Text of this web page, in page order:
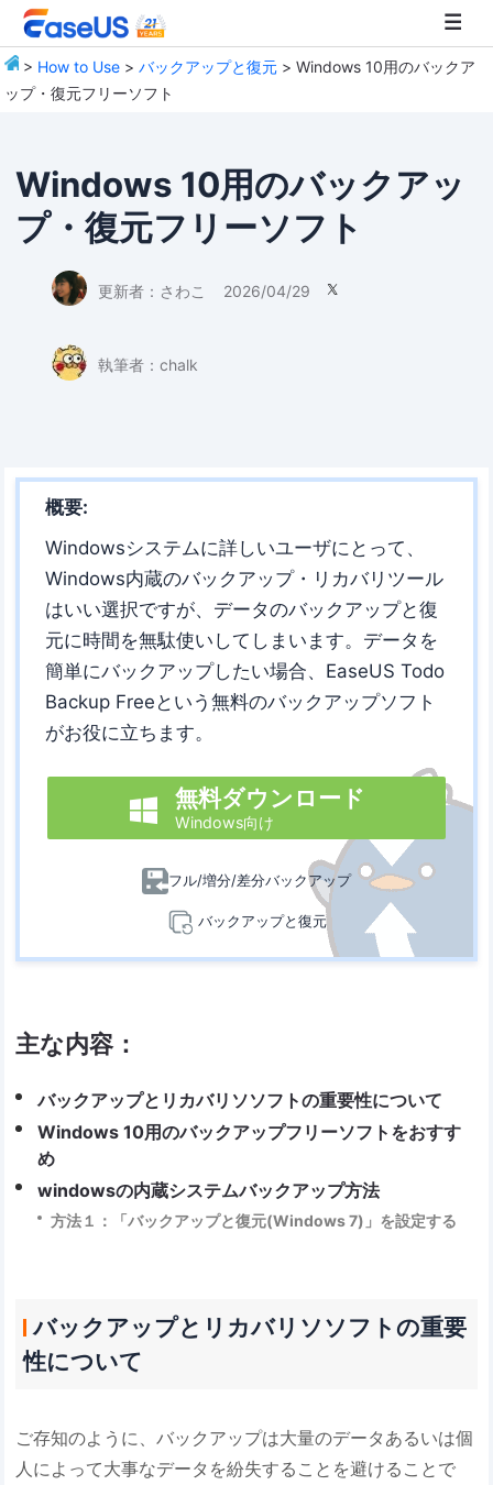
> How to Use >バックアップと復元 > Windows 10用のバックア
ップ・復元フリーソフト
Windows 10用のバックアッ
プ・復元フリーソフト
更新者： さわこ 2026/04/29 
執筆者： chalk
概要:
Windowsシステムに詳しいユーザにとって、
Windows内蔵のバックアップ・リカバリツール
はいい選択ですが、データのバックアップと復
元に時間を無駄使いしてしまいます。データを
簡単にバックアップしたい場合、EaseUS Todo
Backup Freeという無料のバックアップソフト
がお役に立ちます。
 無料ダウンロード
Windows向け
フル/増分/差分バックアップ
バックアップと復元
主な内容：
バックアップとリカバリソソフトの重要性について
Windows 10用のバックアップフリーソフトをおすす
め
windowsの内蔵システムバックアップ方法
方法１：「バックアップと復元(Windows 7)」を設定する
バックアップとリカバリソソフトの重要
性について
ご存知のように、バックアップは大量のデータあるいは個
人によって大事なデータを紛失することを避けることで